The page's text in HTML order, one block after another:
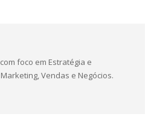
foco em Estratégia e
Vendas e Negócios.